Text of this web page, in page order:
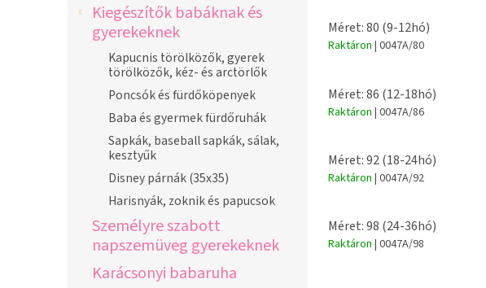
Kiegészítők babáknak és
gyerekeknek
Kapucnis törölközők, gyerek
törölközők, kéz- és arctörlők
Poncsók és fürdőköpenyek
Baba és gyermek fürdőruhák
Sapkák, baseball sapkák, sálak,
kesztyűk
Disney párnák (35x35)
Harisnyák, zoknik és papucsok
Személyre szabott
napszemüveg gyerekeknek
Karácsonyi babaruha
Méret: 80 (9-12hó)
Raktáron | 0047A/80
Méret: 86 (12-18hó)
Raktáron | 0047A/86
Méret: 92 (18-24hó)
Raktáron | 0047A/92
Méret: 98 (24-36hó)
Raktáron | 0047A/98